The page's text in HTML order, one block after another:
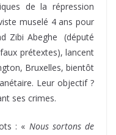
de la répression
muselé 4 ans pour
Zibi Abeghe (député
prétextes), lancent
Bruxelles, bientôt
Leur objectif ?
ses crimes.
: « Nous sortons de